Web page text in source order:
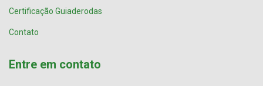
Certificação Guiaderodas
Contato
Entre em contato